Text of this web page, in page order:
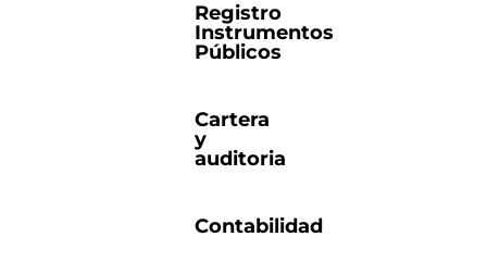
Registro
Instrumentos
Públicos
Cartera
y
auditoria
Contabilidad